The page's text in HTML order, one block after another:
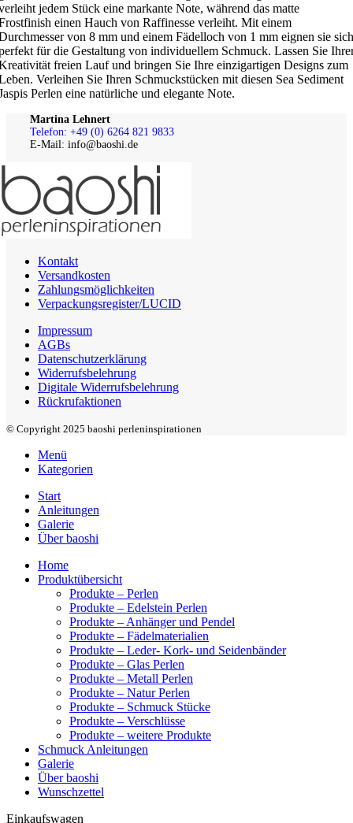
jedem Stück eine markante Note, während das matte
einen Hauch von Raffinesse verleiht. Mit einem
von 8 mm und einem Fädelloch von 1 mm eignen sie sich
für die Gestaltung von individuellem Schmuck. Lassen Sie
freien Lauf und bringen Sie Ihre einzigartigen Designs zum
Verleihen Sie Ihren Schmuckstücken mit diesen Sea Sediment
Perlen eine natürliche und elegante Note.
Martina Lehnert
Telefon: +49 (0) 6264 821 9833
E-Mail: info@baoshi.de
Kontakt
Versandkosten
Zahlungsmöglichkeiten
Verpackungsregister/LUCID
Impressum
AGBs
Datenschutzerklärung
Widerrufsbelehrung
Digitale Widerrufsbelehrung
Rückrufaktionen
© Copyright 2025 baoshi perleninspirationen
Menü
Kategorien
Start
Anleitungen
Galerie
Über baoshi
Home
Produktübersicht
Produkte – Perlen
Produkte – Edelstein Perlen
Produkte – Anhänger und Pendel
Produkte – Fädelmaterialien
Produkte – Leder- Kork- und Seidenbänder
Produkte – Glas Perlen
Produkte – Metall Perlen
Produkte – Natur Perlen
Produkte – Schmuck Stücke
Produkte – Verschlüsse
Produkte – weitere Produkte
Schmuck Anleitungen
Galerie
Über baoshi
Wunschzettel
Einkaufswagen